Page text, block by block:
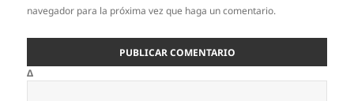
navegador para la próxima vez que haga un comentario.
Δ